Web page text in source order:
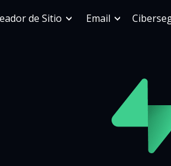
de Sitio Email